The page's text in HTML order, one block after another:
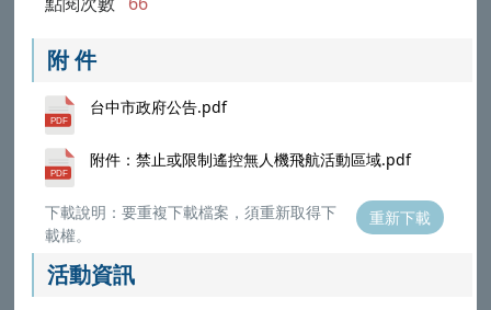
附 件
台中市政府公告.pdf
附件：禁止或限制遙控無人機飛航活動區域.pdf
下載說明：要重複下載檔案，須重新取得下
載權。
重新下載
活動資訊